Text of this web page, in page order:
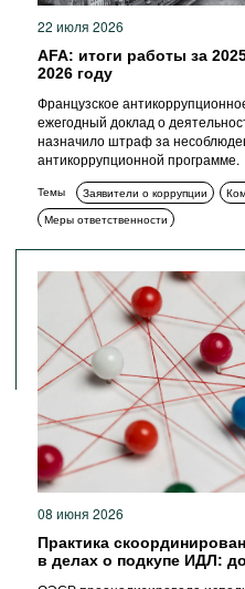
22 июля 2026
AFA: итоги работы за
2026 году
Французское
ежегодный доклад о
назначило штраф за
антикоррупционной программе.
Темы Заявители о коррупции
Меры ответственности
08 июня 2026
Практика
в делах о подкупе ИДЛ: